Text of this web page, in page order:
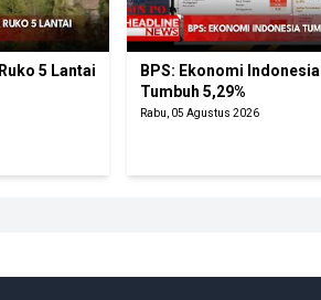
5 Lantai
BPS: Ekonomi Indonesia
Tumbuh 5,29%
Rabu, 05 Agustus 2026